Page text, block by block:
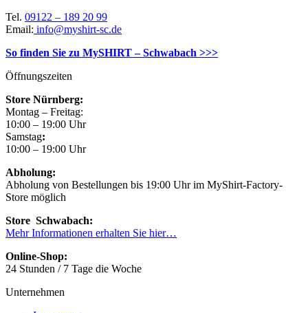
Tel. 09122 – 189 20 99
Email: info@myshirt-sc.de
So finden Sie zu MySHIRT – Schwabach >>>
Öffnungszeiten
Store Nürnberg:
Montag – Freitag:
10:00 – 19:00 Uhr
Samstag:
10:00 – 19:00 Uhr
Abholung:
Abholung von Bestellungen bis 19:00 Uhr im MyShirt-Factory-
Store möglich
Store Schwabach:
Mehr Informationen erhalten Sie hier…
Online-Shop:
24 Stunden / 7 Tage die Woche
Unternehmen